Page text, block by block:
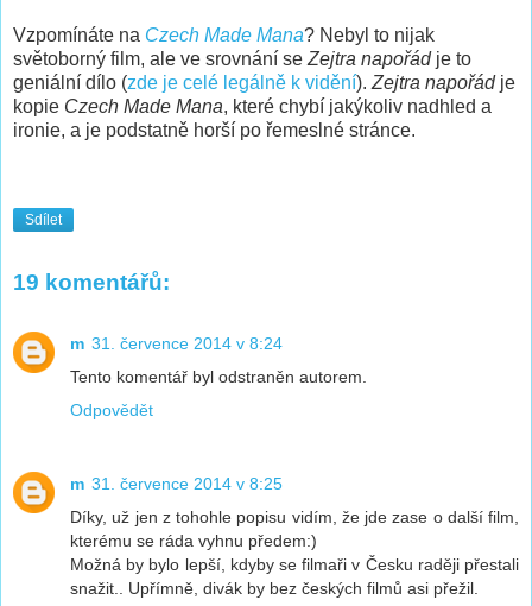
Vzpomínáte na Czech Made Mana? Nebyl to nijak
světoborný film, ale ve srovnání seZejtra napořádje to
geniální dílo (zde je celé legálně k vidění).Zejtra napořádje
kopie Czech Made Mana, které chybí jakýkoliv nadhled a
ironie, a je podstatně horší po řemeslné stránce.
Sdílet
19 komentářů:
m 31. července 2014 v 8:24
Tento komentář byl odstraněn autorem.
Odpovědět
m 31. července 2014 v 8:25
Díky, už jen z tohohle popisu vidím, že jde zase o další film,
kterému se ráda vyhnu předem:)
Možná by bylo lepší, kdyby se filmaři v Česku raději přestali
snažit.. Upřímně, divák by bez českých filmů asi přežil.